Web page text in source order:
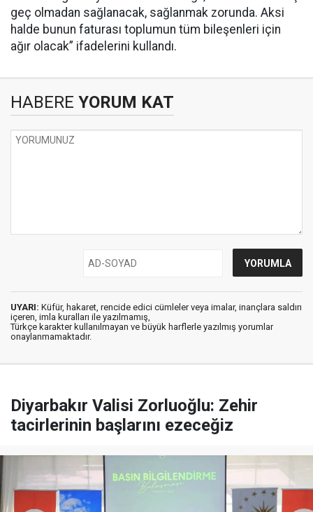
geç olmadan sağlanacak, sağlanmak zorunda. Aksi
halde bunun faturası toplumun tüm bileşenleri için
ağır olacak” ifadelerini kullandı.
HABERE YORUM KAT
UYARI: Küfür, hakaret, rencide edici cümleler veya imalar, inançlara saldırı
içeren, imla kuralları ile yazılmamış,
Türkçe karakter kullanılmayan ve büyük harflerle yazılmış yorumlar
onaylanmamaktadır.
Diyarbakır Valisi Zorluoğlu: Zehir
tacirlerinin başlarını ezeceğiz